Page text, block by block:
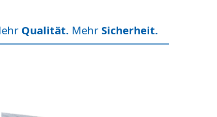
Qualität. Mehr Sicherheit.